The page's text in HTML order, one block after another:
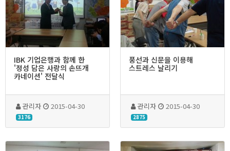
IBK 기업은행과 함께 한
'정성 담은 사랑의 손뜨개
카네이션' 전달식
관리자 2015-04-30
3176
풍선과 신문을 이용해
스트레스 날리기
관리자 2015-04-30
2875